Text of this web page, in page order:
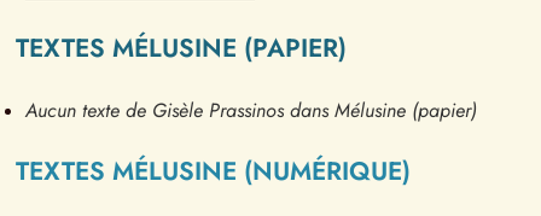
TEXTES MÉLUSINE (PAPIER)
Aucun texte de Gisèle Prassinos dans Mélusine (papier)
TEXTES MÉLUSINE (NUMÉRIQUE)